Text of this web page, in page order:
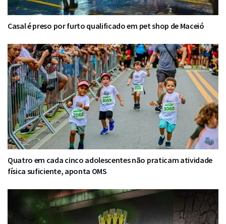
Casal é preso por furto qualificado em pet shop de Maceió
Quatro em cada cinco adolescentes não praticam atividade
física suficiente, aponta OMS